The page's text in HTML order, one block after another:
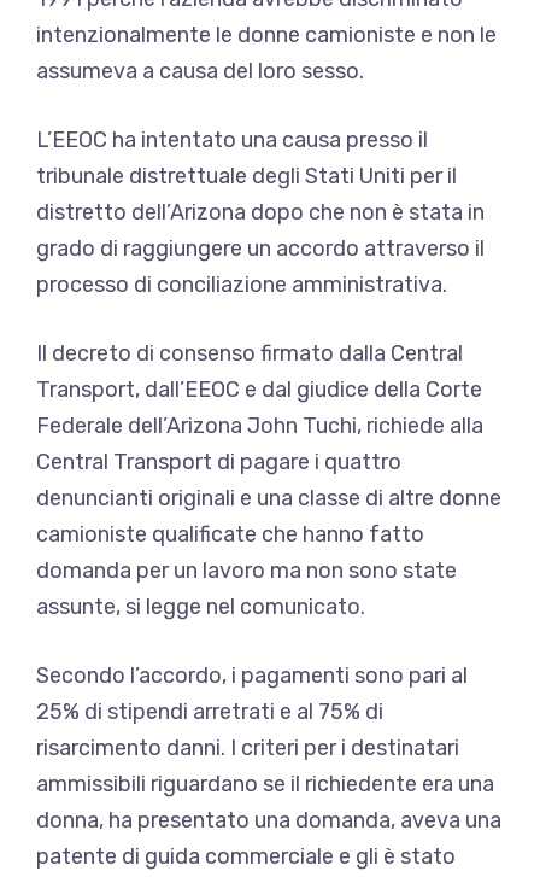
intenzionalmente le donne camioniste e non le
assumeva a causa del loro sesso.
L’EEOC ha intentato una causa presso il
tribunale distrettuale degli Stati Uniti per il
distretto dell’Arizona dopo che non è stata in
grado di raggiungere un accordo attraverso il
processo di conciliazione amministrativa.
Il decreto di consenso firmato dalla Central
Transport, dall’EEOC e dal giudice della Corte
Federale dell’Arizona John Tuchi, richiede alla
Central Transport di pagare i quattro
denuncianti originali e una classe di altre donne
camioniste qualificate che hanno fatto
domanda per un lavoro ma non sono state
assunte, si legge nel comunicato.
Secondo l’accordo, i pagamenti sono pari al
25% di stipendi arretrati e al 75% di
risarcimento danni. I criteri per i destinatari
ammissibili riguardano se il richiedente era una
donna, ha presentato una domanda, aveva una
patente di guida commerciale e gli è stato